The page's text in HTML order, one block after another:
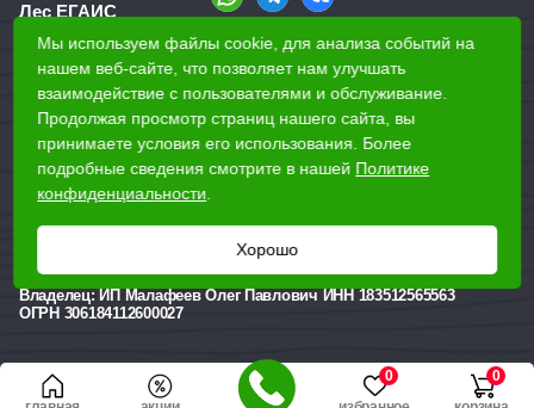
0
0
Лес ЕГАИС
О компании
Доставка и оплата
Для бизнеса
Наши магазины
Ижевск, Воткинское шоссе, 340
Справочная служба
+7 (3412) 77-60-50
Реквизиты
Владелец: ИП Малафеев Олег Павлович ИНН 183512565563
ОГРН 306184112600027
Мы используем файлы cookie, для анализа событий на
нашем веб-сайте, что позволяет нам улучшать
взаимодействие с пользователями и обслуживание.
Продолжая просмотр страниц нашего сайта, вы
принимаете условия его использования. Более
подробные сведения смотрите в нашей Политике
конфиденциальности
Хорошо